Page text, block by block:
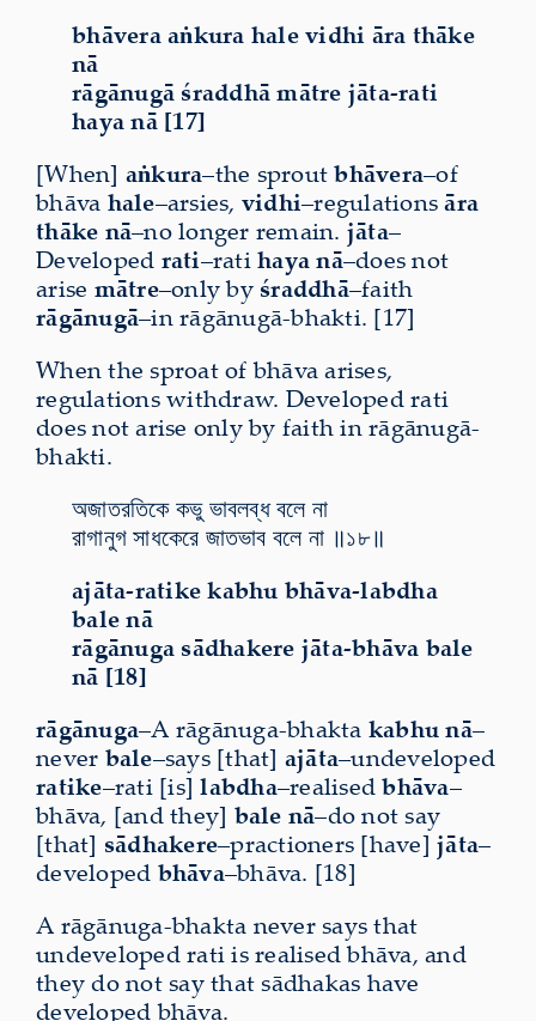
bhāvera aṅkura hale vidhi āra thāke
nā
rāgānugā śraddhā mātre jāta-rati
haya nā [17]
[When] aṅkura–the sproutbhāvera–of
bhāva hale–arsies, vidhi–regulationsāra
thāke nā–no longer remain. jāta–
Developed rati–ratihaya nā–does not
arise mātre–only by śraddhā–faith
rāgānugā–in rāgānugā-bhakti. [17]
When the sproat of bhāva arises,
regulations withdraw. Developed rati
does not arise only by faith in rāgānugā-
bhakti.
অজাতরতিকে কভু ভাবলব্ধ বলে না
রাগানুগ সাধকেরে জাতভাব বলে না ॥১৮॥
ajāta-ratike kabhu bhāva-labdha
bale nā
rāgānuga sādhakere jāta-bhāva bale
nā [18]
rāgānuga–A rāgānuga-bhakta kabhu nā–
never bale–says [that] ajāta–undeveloped
ratike–rati [is]labdha–realisedbhāva–
bhāva, [and they] bale nā–do not say
[that] sādhakere–practioners [have] jāta–
developed bhāva–bhāva. [18]
A rāgānuga-bhakta never says that
undeveloped rati is realised bhāva, and
they do not say that sādhakas have
developed bhāva.